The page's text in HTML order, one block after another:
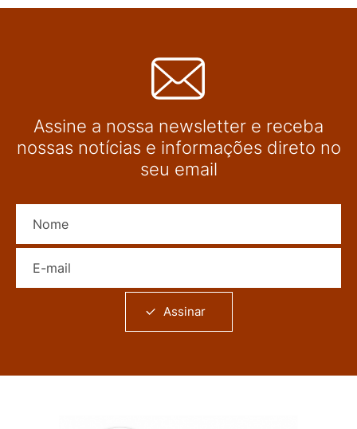
Assine a nossa newsletter e receba
nossas notícias e informações direto no
seu email
Assinar